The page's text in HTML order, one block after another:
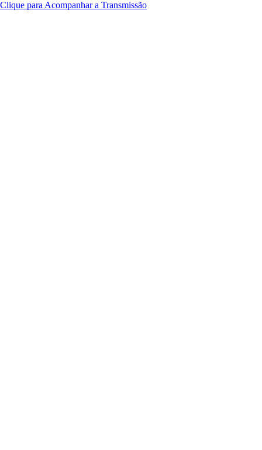
Clique para Acompanhar a Transmissão